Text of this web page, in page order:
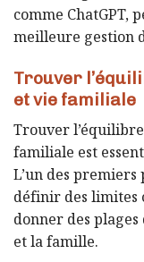
comme ChatGPT,
meilleure gestion
Trouver
et vie familiale
Trouver
familiale est
L’un des
définir des limites
donner des
et la famille.